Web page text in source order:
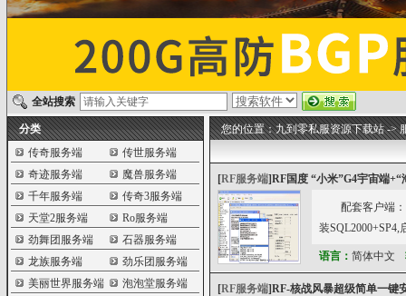
全站搜索
分类
传奇服务端
传世服务端
奇迹服务端
魔兽服务端
千年服务端
传奇3服务端
天堂2服务端
Ro服务端
劲舞团服务端
石器服务端
龙族服务端
劲乐团服务端
美丽世界服务端
泡泡堂服务端
您的位置：九到零私服资源下载站->
[RF服务端]RF国度 “小米”G4宇宙端
配套客户端
装
语言： 简体中文
[RF服务端]RF-核战风暴超级简单一键